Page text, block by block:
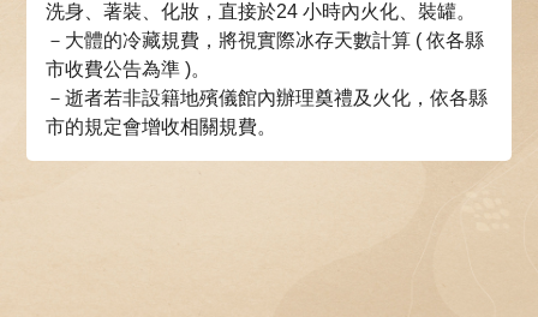
洗身、著裝、化妝，直接於24 小時內火化、裝罐。
－大體的冷藏規費，將視實際冰存天數計算 ( 依各縣
市收費公告為準 )。
－逝者若非設籍地殯儀館內辦理奠禮及火化，依各縣
市的規定會增收相關規費。